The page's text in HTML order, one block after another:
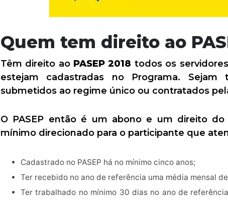
Quem tem direito ao
Têm direito aoPASEP 2018 todos os
estejam cadastradas no Programa.
submetidos ao regime único ou contratados
O PASEP então é um abono e um direito
mínimo direcionado para o participante que
Cadastrado no PASEP há no mínimo cinco anos;
Ter recebido no ano de referência uma média mensal
Ter trabalhado no mínimo 30 dias no ano de